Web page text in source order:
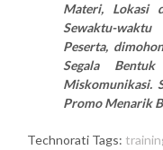
Materi, Lokasi
Sewaktu-
Peserta,
Segala
Miskomunikasi.
Promo Menarik
Technorati Tags: